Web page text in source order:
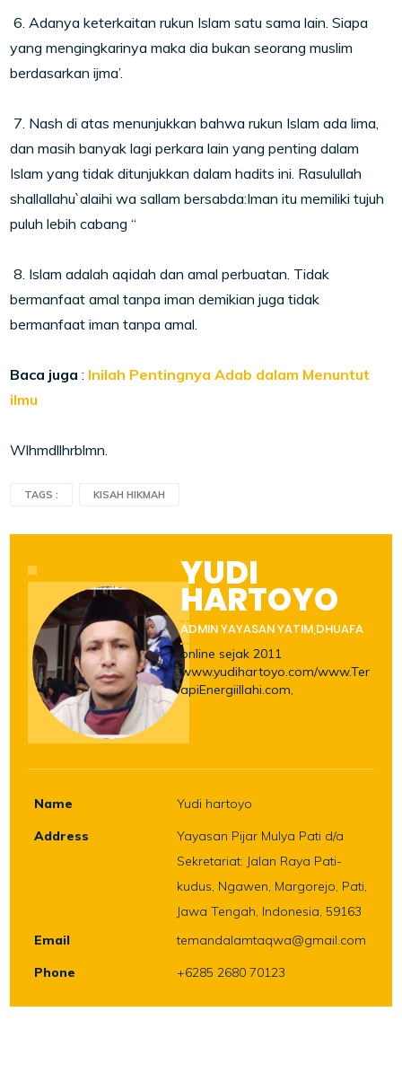
6. Adanya keterkaitan rukun Islam satu sama lain. Siapa
yang mengingkarinya maka dia bukan seorang muslim
berdasarkan ijma’.
7. Nash di atas menunjukkan bahwa rukun Islam ada lima,
dan masih banyak lagi perkara lain yang penting dalam
Islam yang tidak ditunjukkan dalam hadits ini. Rasulullah
shallallahu`alaihi wa sallam bersabda:Iman itu memiliki tujuh
puluh lebih cabang “
8. Islam adalah aqidah dan amal perbuatan. Tidak
bermanfaat amal tanpa iman demikian juga tidak
bermanfaat iman tanpa amal.
Baca juga : Inilah Pentingnya Adab dalam Menuntut
ilmu
Wlhmdllhrblmn.
TAGS : KISAH HIKMAH
YUDI
HARTOYO
ADMIN YAYASAN YATIM,DHUAFA
online sejak 2011
www.yudihartoyo.com/www.Ter
apiEnergiillahi.com,
Name
Yudi hartoyo
Address
Yayasan Pijar Mulya Pati d/a
Sekretariat: Jalan Raya Pati-
kudus, Ngawen, Margorejo, Pati,
Jawa Tengah, Indonesia, 59163
Email
temandalamtaqwa@gmail.com
Phone
+6285 2680 70123